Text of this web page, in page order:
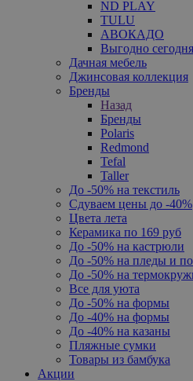
ND PLAY
TULU
АВОКАДО
Выгодно сегодня
Дачная мебель
Джинсовая коллекция
Бренды
Назад
Бренды
Polaris
Redmond
Tefal
Taller
До -50% на текстиль
Сдуваем цены до -40%
Цвета лета
Керамика по 169 руб
До -50% на кастрюли
До -50% на пледы и
До -50% на
Все для уюта
До -50% на формы
До -40% на формы
До -40% на казаны
Пляжные сумки
Товары из бамбука
Акции